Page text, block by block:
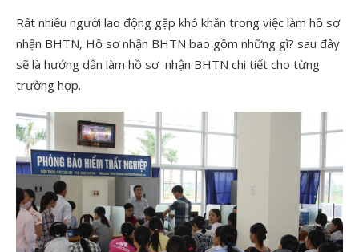
Rất nhiều người lao động gặp khó khăn trong việc làm hồ sơ
nhận BHTN, Hồ sơ nhận BHTN bao gồm những gì? sau đây
sẽ là hướng dẫn làm hồ sơ nhận BHTN chi tiết cho từng
trường hợp.